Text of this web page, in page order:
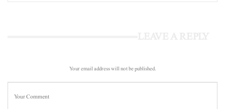
Your email address will not be published.